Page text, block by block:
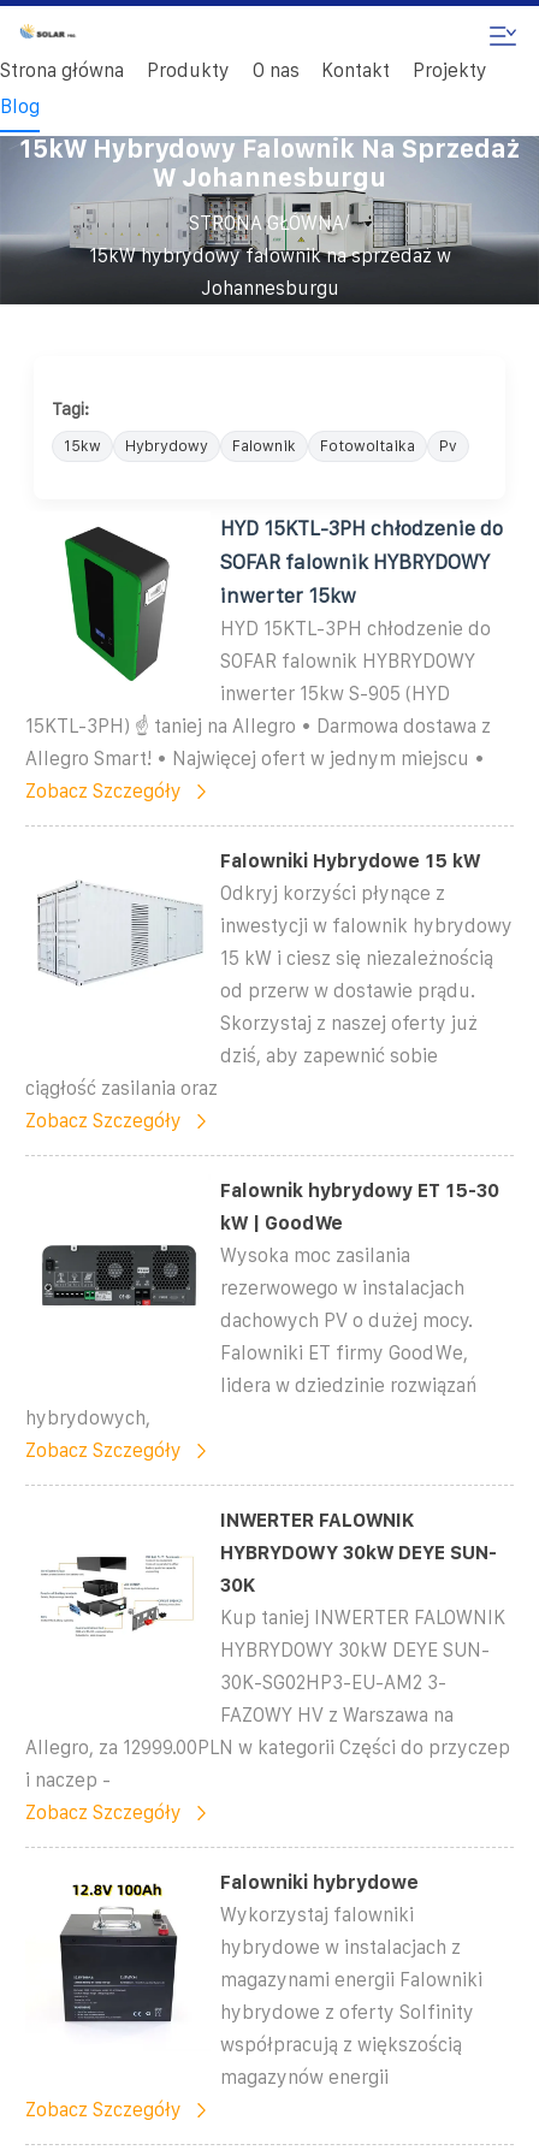
Strona główna Produkty O nas Kontakt
Projekty
Blog
15kW Hybrydowy Falownik Na Sprzedaż
W Johannesburgu
STRONA GŁÓWNA/
15kW hybrydowy falownik na sprzedaż w
Johannesburgu
Tagi:
15kw Hybrydowy Falownik Fotowoltaika Pv
HYD 15KTL-3PH chłodzenie do
SOFAR falownik HYBRYDOWY
inwerter 15kw
HYD 15KTL-3PH chłodzenie do
SOFAR falownik HYBRYDOWY
inwerter 15kw S-905 (HYD
15KTL-3PH) ☝ taniej na Allegro • Darmowa dostawa z
Allegro Smart! • Najwięcej ofert w jednym miejscu •
Zobacz Szczegóły
Falowniki Hybrydowe 15 kW
Odkryj korzyści płynące z
inwestycji w falownik hybrydowy
15 kW i ciesz się niezależnością
od przerw w dostawie prądu.
Skorzystaj z naszej oferty już
dziś, aby zapewnić sobie
ciągłość zasilania oraz
Zobacz Szczegóły
Falownik hybrydowy ET 15-30
kW | GoodWe
Wysoka moc zasilania
rezerwowego w instalacjach
dachowych PV o dużej mocy.
Falowniki ET firmy GoodWe,
lidera w dziedzinie rozwiązań
hybrydowych,
Zobacz Szczegóły
INWERTER FALOWNIK
HYBRYDOWY 30kW DEYE SUN-
30K
Kup taniej INWERTER FALOWNIK
HYBRYDOWY 30kW DEYE SUN-
30K-SG02HP3-EU-AM2 3-
FAZOWY HV z Warszawa na
Allegro, za 12999.00PLN w kategorii Części do przyczep
i naczep -
Zobacz Szczegóły
Falowniki hybrydowe
Wykorzystaj falowniki
hybrydowe w instalacjach z
magazynami energii Falowniki
hybrydowe z oferty Solfinity
współpracują z większością
magazynów energii
Zobacz Szczegóły